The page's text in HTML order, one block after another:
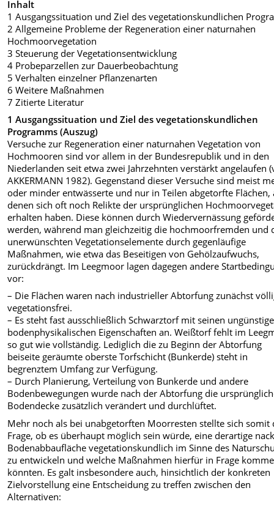
Inhalt
1 Ausgangssituation und Ziel des vegetationskundlichen
2 Allgemeine Probleme der Regeneration einer naturnahen
Hochmoorvegetation
3 Steuerung der Vegetationsentwicklung
4 Probeparzellen zur Dauerbeobachtung
5 Verhalten einzelner Pflanzenarten
6 Weitere Maßnahmen
7 Zitierte Literatur
1 Ausgangssituation und Ziel des vegetationskundlichen
Programms (Auszug)
Versuche zur Regeneration einer naturnahen Vegetation von
Hochmooren sind vor allem in der Bundesrepublik und in den
Niederlanden seit etwa zwei Jahrzehnten verstärkt angelaufen
AKKERMANN 1982). Gegenstand dieser Versuche sind meist
oder minder entwässerte und nur in Teilen abgetorfte Flächen,
denen sich oft noch Relikte der ursprünglichen
erhalten haben. Diese können durch Wiedervernässung
werden, während man gleichzeitig die hochmoorfremden und
unerwünschten Vegetationselemente durch gegenläufige
Maßnahmen, wie etwa das Beseitigen von Gehölzaufwuchs,
zurückdrängt. Im Leegmoor lagen dagegen andere
vor:
– Die Flächen waren nach industrieller Abtorfung zunächst
vegetationsfrei.
– Es steht fast ausschließlich Schwarztorf mit seinen
bodenphysikalischen Eigenschaften an. Weißtorf fehlt im
so gut wie vollständig. Lediglich die zu Beginn der Abtorfung
beiseite geräumte oberste Torfschicht (Bunkerde) steht in
begrenztem Umfang zur Verfügung.
– Durch Planierung, Verteilung von Bunkerde und andere
Bodenbewegungen wurde nach der Abtorfung die
Bodendecke zusätzlich verändert und durchlüftet.
Mehr noch als bei unabgetorften Moorresten stellte sich somit
Frage, ob es überhaupt möglich sein würde, eine derartige
Bodenabbaufläche vegetationskundlich im Sinne des
zu entwickeln und welche Maßnahmen hierfür in Frage
könnten. Es galt insbesondere auch, hinsichtlich der konkreten
Zielvorstellung eine Entscheidung zu treffen zwischen den
Alternativen: